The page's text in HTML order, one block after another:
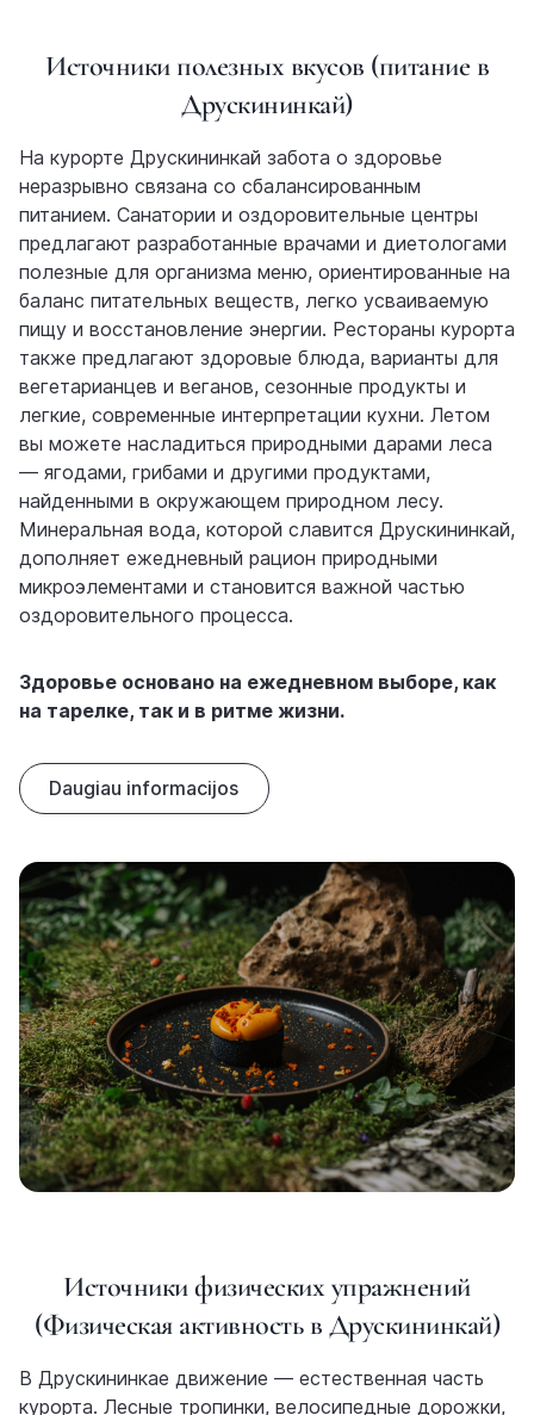
Источники полезных вкусов (питание в
Друскининкай)
На курорте Друскининкай забота о здоровье
неразрывно связана со сбалансированным
питанием. Санатории и оздоровительные центры
предлагают разработанные врачами и диетологами
полезные для организма меню, ориентированные на
баланс питательных веществ, легко усваиваемую
пищу и восстановление энергии. Рестораны курорта
также предлагают здоровые блюда, варианты для
вегетарианцев и веганов, сезонные продукты и
легкие, современные интерпретации кухни. Летом
вы можете насладиться природными дарами леса
— ягодами, грибами и другими продуктами,
найденными в окружающем природном лесу.
Минеральная вода, которой славится Друскининкай,
дополняет ежедневный рацион природными
микроэлементами и становится важной частью
оздоровительного процесса.
Здоровье основано на ежедневном выборе, как
на тарелке, так и в ритме жизни.
Daugiau informacijos
Источники физических упражнений
(Физическая активность в Друскининкай)
В Друскининкае движение — естественная часть
курорта. Лесные тропинки, велосипедные дорожки,